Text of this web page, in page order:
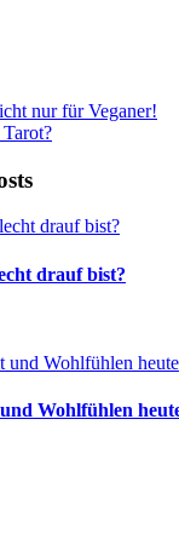
nur für Veganer!
drauf bist?
Wohlfühlen